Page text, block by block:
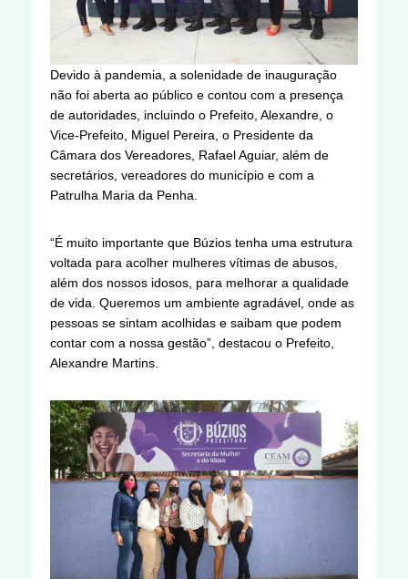
Devido à pandemia, a solenidade de inauguração
não foi aberta ao público e contou com a presença
de autoridades, incluindo o Prefeito, Alexandre, o
Vice-Prefeito, Miguel Pereira, o Presidente da
Câmara dos Vereadores, Rafael Aguiar, além de
secretários, vereadores do município e com a
Patrulha Maria da Penha.
“É muito importante que Búzios tenha uma estrutura
voltada para acolher mulheres vítimas de abusos,
além dos nossos idosos, para melhorar a qualidade
de vida. Queremos um ambiente agradável, onde as
pessoas se sintam acolhidas e saibam que podem
contar com a nossa gestão”, destacou o Prefeito,
Alexandre Martins.